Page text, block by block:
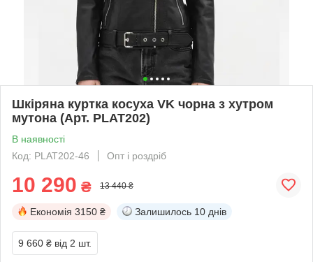
Шкіряна куртка косуха VK чорна з хутром
мутона (Арт. PLAT202)
В наявності
Код: PLAT202-46
Опт і роздріб
10 290 ₴ 13 440 ₴
Економія 3150 ₴ Залишилось 10 днів
9 660 ₴ від 2 шт.